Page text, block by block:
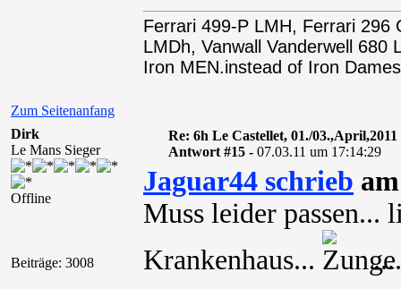
Zum Seitenanfang
Ferrari 499-P LMH, Ferrari 296
LMDh, Vanwall Vanderwell
Iron MEN.instead of Iron
Dirk
Le Mans Sieger
Offline
Beiträge: 3008
Re: 6h Le Castellet, 01./03.,April,2011
Antwort #15 - 07.03.11 um 17:14:29
Jaguar44 schrieb
Muss leider passen...
Krankenhaus...